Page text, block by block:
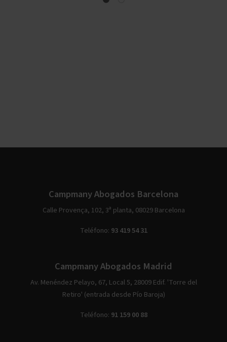
Campmany Abogados Barcelona
Calle Provença, 102, 3ª planta, 08029 Barcelona
Teléfono: 93 419 54 31
Campmany Abogados Madrid
Av. Menéndez Pelayo, 67, Local 5, 28009 Edif. 'Torre del
Retiro' (entrada desde Pío Baroja)
Teléfono: 91 159 00 88